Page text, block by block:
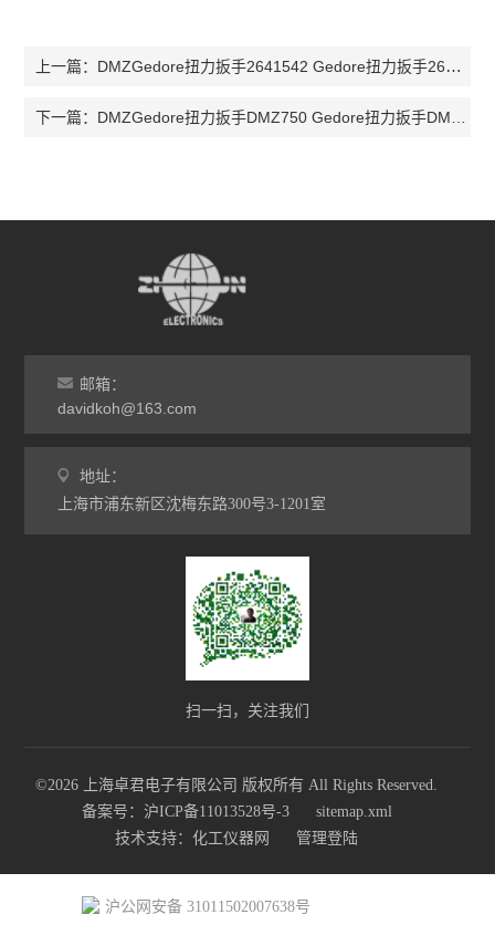
上一篇： DMZGedore扭力扳手2641542 Gedore扭力扳手2641550 扭矩扳手DMZ400
下一篇： DMZGedore扭力扳手DMZ750 Gedore扭力扳手DMZ850 预设扭矩扳手DMZ
邮箱：
davidkoh@163.com
地址：
上海市浦东新区沈梅东路300号3-1201室
扫一扫，关注我们
©2026 上海卓君电子有限公司 版权所有 All Rights Reserved.
备案号：沪ICP备11013528号-3
sitemap.xml
技术支持： 化工仪器网 管理登陆
沪公网安备 31011502007638号